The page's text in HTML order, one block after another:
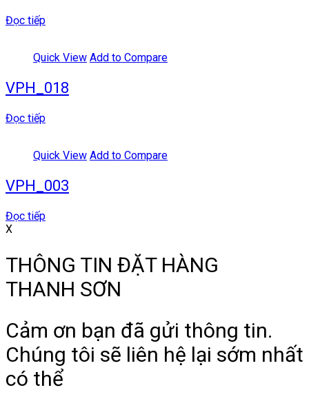
Đọc tiếp
Quick View Add to Compare
VPH_018
Đọc tiếp
Quick View Add to Compare
VPH_003
Đọc tiếp
X
THÔNG TIN ĐẶT HÀNG
THANH SƠN
Cảm ơn bạn đã gửi thông tin.
Chúng tôi sẽ liên hệ lại sớm nhất
có thể